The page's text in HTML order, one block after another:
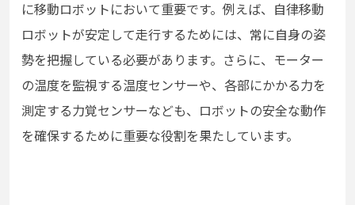
に移動ロボットにおいて重要です。例えば、自律移動
ロボットが安定して走行するためには、常に自身の姿
勢を把握している必要があります。さらに、モーター
の温度を監視する温度センサーや、各部にかかる力を
測定する力覚センサーなども、ロボットの安全な動作
を確保するために重要な役割を果たしています。